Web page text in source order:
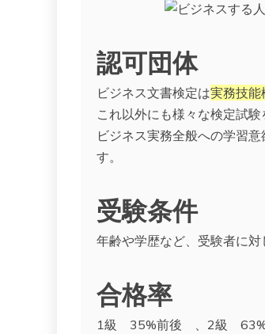
認可団体
ビジネス文書検定は実務技能
これ以外にも様々な検定試験
ビジネス実務全般への学習
す。
受験条件
年齢や学歴など、受験者に対
合格率
1級 35%前後 、2級